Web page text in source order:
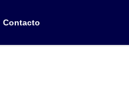
Contacto